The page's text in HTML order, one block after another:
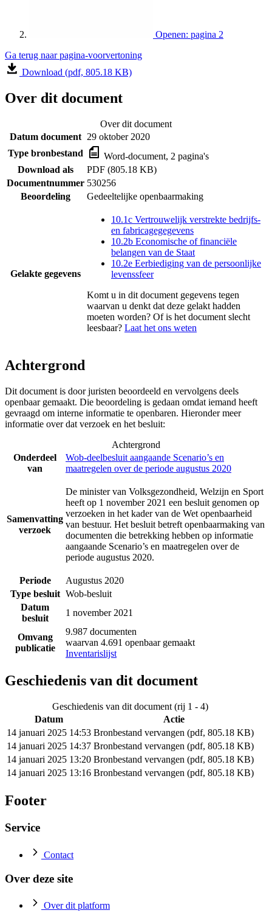
Openen: pagina 2
Ga terug naar pagina-voorvertoning
Download (pdf, 805.18 KB)
Over dit document
Over dit document
Datum document 29 oktober 2020
Type bronbestand
Word-document, 2 pagina's
Download als
PDF (805.18 KB)
Documentnummer 530256
Beoordeling
Gedeeltelijke openbaarmaking
Gelakte gegevens
10.1c Vertrouwelijk verstrekte bedrijfs-
en fabricagegegevens
10.2b Economische of financiële
belangen van de Staat
10.2e Eerbiediging van de persoonlijke
levenssfeer
Komt u in dit document gegevens tegen
waarvan u denkt dat deze gelakt hadden
moeten worden? Of is het document slecht
leesbaar? Laat het ons weten
Achtergrond
Dit document is door juristen beoordeeld en vervolgens deels
openbaar gemaakt. Die beoordeling is gedaan omdat iemand heeft
gevraagd om interne informatie te openbaren. Hieronder meer
informatie over dat verzoek en het besluit:
Achtergrond
Onderdeel
van
Wob-deelbesluit aangaande Scenario’s en
maatregelen over de periode augustus 2020
Samenvatting
verzoek
De minister van Volksgezondheid, Welzijn en Sport
heeft op 1 november 2021 een besluit genomen op
verzoeken in het kader van de Wet openbaarheid
van bestuur. Het besluit betreft openbaarmaking van
documenten die betrekking hebben op informatie
aangaande Scenario’s en maatregelen over de
periode augustus 2020.
Periode
Augustus 2020
Type besluit Wob-besluit
Datum
besluit
1 november 2021
Omvang
publicatie
9.987 documenten
waarvan 4.691 openbaar gemaakt
Inventarislijst
Geschiedenis van dit document
Geschiedenis van dit document (rij 1 - 4)
Datum
Actie
14 januari 2025 14:53 Bronbestand vervangen (pdf, 805.18 KB)
14 januari 2025 14:37 Bronbestand vervangen (pdf, 805.18 KB)
14 januari 2025 13:20 Bronbestand vervangen (pdf, 805.18 KB)
14 januari 2025 13:16 Bronbestand vervangen (pdf, 805.18 KB)
Footer
Service
Contact
Over deze site
Over dit platform